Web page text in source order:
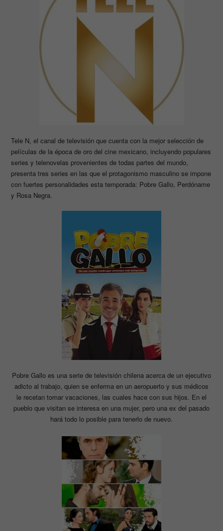
Tele N, el canal de televisión que cuenta con la mejor selección de
películas de la época de oro del cine mexicano, incluyendo populares
series y telenovelas provenientes de todas partes del mundo,
presenta tres series en las que el protagonismo masculino se impone
con fuertes personalidades esta temporada: Pobre Gallo, Perdóname
y Rosa Negra.
Pobre Gallo es una serie de televisión chilena acerca de un ejecutivo
adicto al trabajo, quien se enferma en un aeropuerto y sus médicos
le recetan tomar vacaciones, las cuales hace con sus hijos. En el
pueblo que visitan se interesa en una mujer, pero una ex del pasado
hará todo lo posible para tenerlo de nuevo.